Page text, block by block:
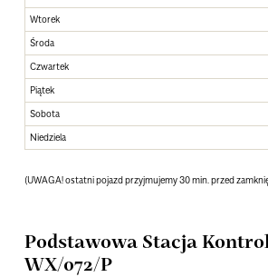
Wtorek
Środa
Czwartek
Piątek
Sobota
Niedziela
(UWAGA! ostatni pojazd przyjmujemy 30 min. przed
Podstawowa Stacja
WX/072/P